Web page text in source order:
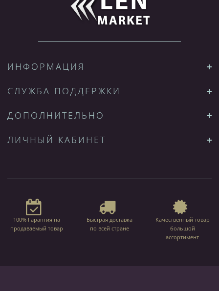
ИНФОРМАЦИЯ
СЛУЖБА ПОДДЕРЖКИ
ДОПОЛНИТЕЛЬНО
ЛИЧНЫЙ КАБИНЕТ
100% Гарантия на
продаваемый товар
Быстрая доставка
по всей стране
Качественный товар
большой
ассортимент